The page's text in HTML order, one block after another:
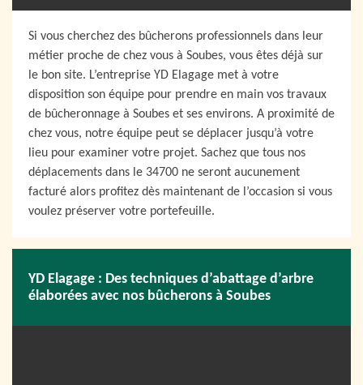
Si vous cherchez des bûcherons professionnels dans leur
métier proche de chez vous à Soubes, vous êtes déjà sur
le bon site. L’entreprise YD Elagage met à votre
disposition son équipe pour prendre en main vos travaux
de bûcheronnage à Soubes et ses environs. A proximité de
chez vous, notre équipe peut se déplacer jusqu’à votre
lieu pour examiner votre projet. Sachez que tous nos
déplacements dans le 34700 ne seront aucunement
facturé alors profitez dès maintenant de l’occasion si vous
voulez préserver votre portefeuille.
YD Elagage : Des techniques d’abattage d’arbre
élaborées avec nos bûcherons à Soubes